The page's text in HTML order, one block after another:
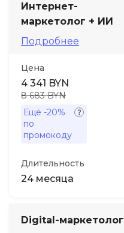
Интернет-
маркетолог + ИИ
Подробнее
Цена
4 341 BYN
8 683 BYN
Ещё -20%
по
промокоду
Длительность
24 месяца
Digital-маркетолог